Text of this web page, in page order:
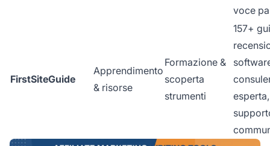
voce
FirstSiteGuide
Apprendimento
& risorse
Formazione &
scoperta
strumenti
157+
esperta,